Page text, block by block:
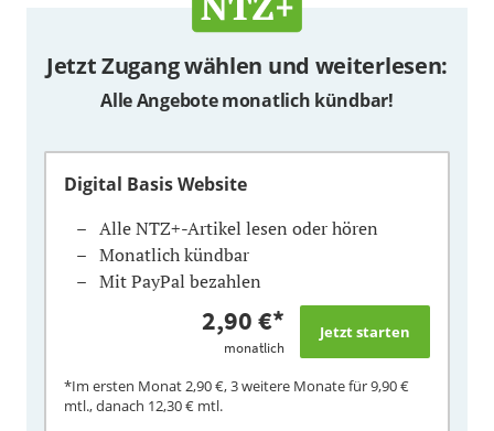
Jetzt Zugang wählen und weiterlesen:
Alle Angebote monatlich kündbar!
Digital Basis Website
Alle NTZ+-Artikel lesen oder hören
Monatlich kündbar
Mit PayPal bezahlen
2,90 €*
monatlich
*Im ersten Monat2,90 €, 3 weitere Monate für9,90 €
mtl., danach 12,30 € mtl.